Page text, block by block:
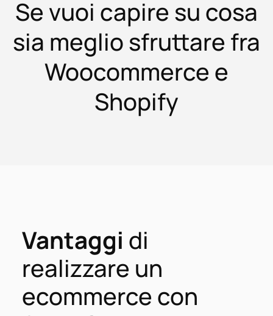
Se vuoi capire su cosa
sia meglio sfruttare fra
Woocommerce e
Shopify
Vantaggi di
realizzare un
ecommerce con